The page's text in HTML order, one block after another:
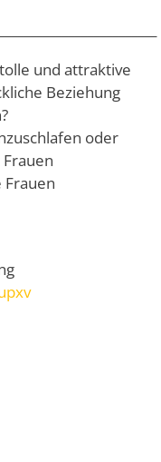
und attraktive
Beziehung
oder